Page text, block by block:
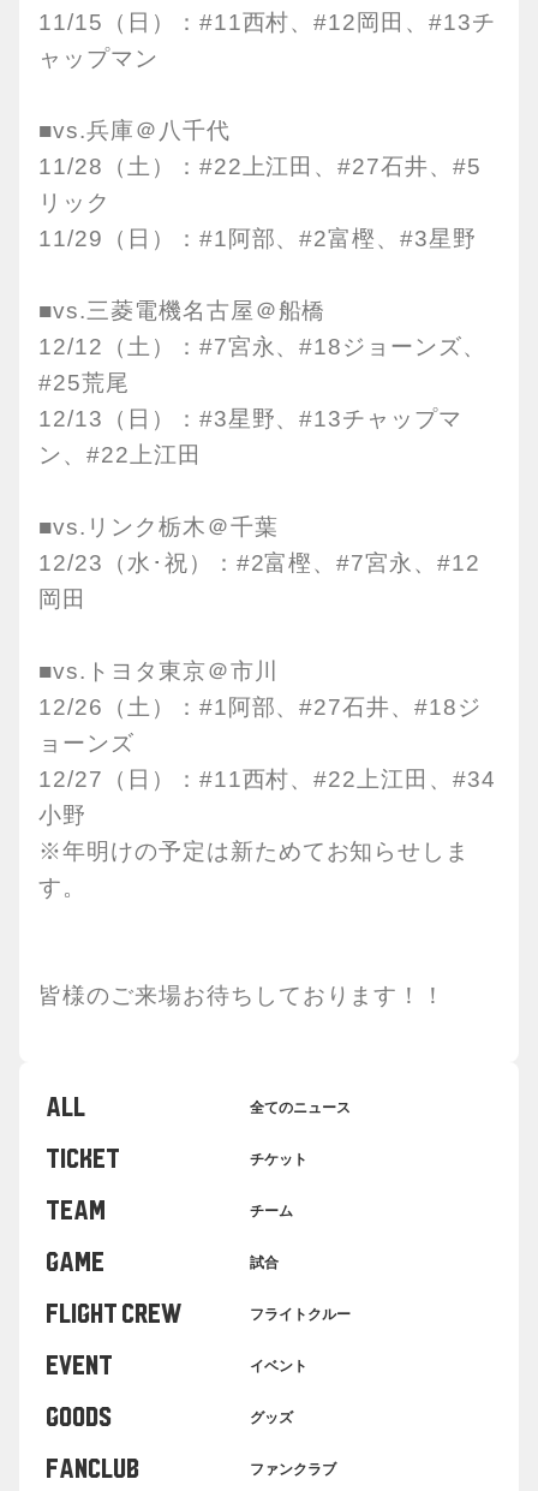
11/15（日）：#11西村、#12岡田、#13チ
ャップマン
■vs.兵庫＠八千代
11/28（土）：#22上江田、#27石井、#5
リック
11/29（日）：#1阿部、#2富樫、#3星野
■vs.三菱電機名古屋＠船橋
12/12（土）：#7宮永、#18ジョーンズ、
#25荒尾
12/13（日）：#3星野、#13チャップマ
ン、#22上江田
■vs.リンク栃木＠千葉
12/23（水･祝）：#2富樫、#7宮永、#12
岡田
■vs.トヨタ東京＠市川
12/26（土）：#1阿部、#27石井、#18ジ
ョーンズ
12/27（日）：#11西村、#22上江田、#34
小野
※年明けの予定は新ためてお知らせしま
す。
皆様のご来場お待ちしております！！
ALL 全てのニュース
TICKET チケット
TEAM チーム
GAME 試合
FLIGHT CREW フライトクルー
EVENT イベント
GOODS グッズ
FANCLUB ファンクラブ